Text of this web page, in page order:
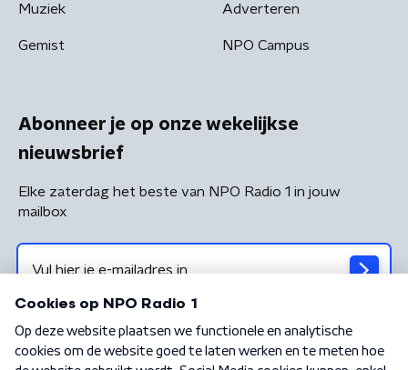
Muziek
Gemist
Adverteren
NPO Campus
Abonneer je op onze wekelijkse
nieuwsbrief
Elke zaterdag het beste van NPO Radio 1 in jouw
mailbox